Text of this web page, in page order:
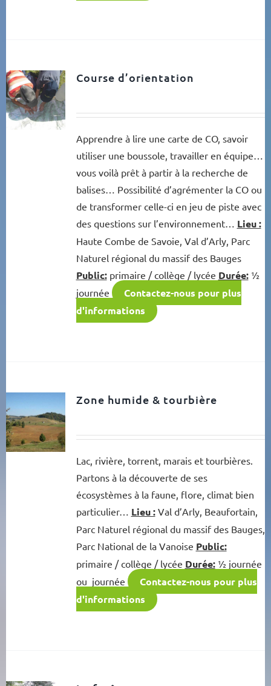
Course d’orientation
Apprendre à lire une carte de CO, savoir
utiliser une boussole, travailler en équipe…
vous voilà prêt à partir à la recherche de
balises… Possibilité d’agrémenter la CO ou
de transformer celle-ci en jeu de piste avec
des questions sur l’environnement… Lieu :
Haute Combe de Savoie, Val d’Arly, Parc
Naturel régional du massif des Bauges
Public:primaire / collège / lycée Durée:½
journée
Contactez-nous pour plus
d'informations
Zone humide & tourbière
Lac, rivière, torrent, marais et tourbières.
Partons à la découverte de ses
écosystèmes à la faune, flore, climat bien
particulier… Lieu :Val d’Arly, Beaufortain,
Parc Naturel régional du massif des Bauges,
Parc National de la Vanoise Public:
primaire / collège / lycée Durée:½ journée
ou journée
Contactez-nous pour plus
d'informations